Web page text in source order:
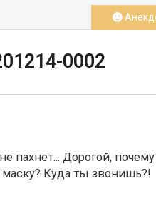
0002
пахнет... Дорогой, почему
Куда ты звонишь?!